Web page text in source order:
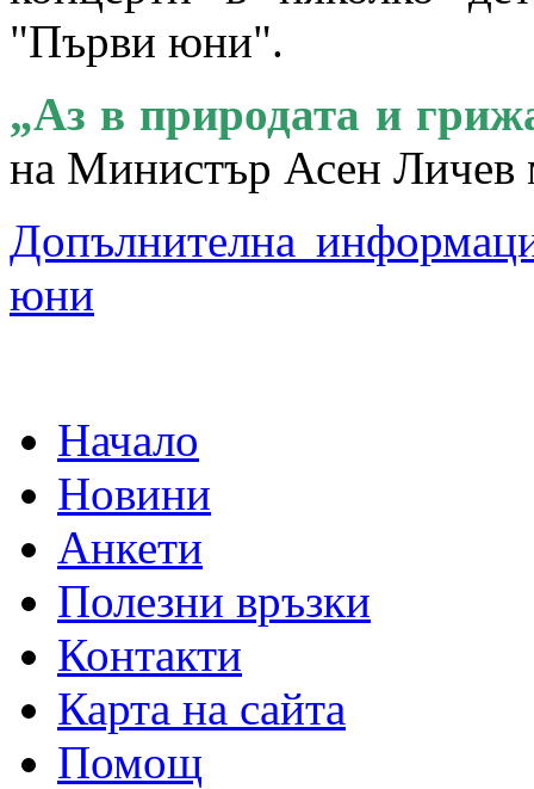
"Първи юни".
„Аз в природата и
на Министър Асен Личев
Допълнителна
юни
Начало
Новини
Анкети
Полезни връзки
Контакти
Карта на сайта
Помощ